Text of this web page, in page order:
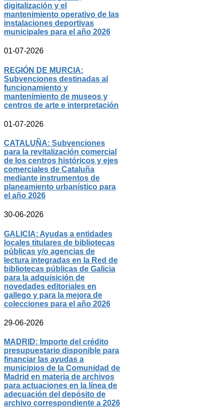
digitalización y el
mantenimiento operativo de las
instalaciones deportivas
municipales para el año 2026
01-07-2026
REGIÓN DE MURCIA:
Subvenciones destinadas al
funcionamiento y
mantenimiento de museos y
centros de arte e interpretación
01-07-2026
CATALUÑA: Subvenciones
para la revitalización comercial
de los centros históricos y ejes
comerciales de Cataluña
mediante instrumentos de
planeamiento urbanístico para
el año 2026
30-06-2026
GALICIA: Ayudas a entidades
locales titulares de bibliotecas
públicas y/o agencias de
lectura integradas en la Red de
bibliotecas públicas de Galicia
para la adquisición de
novedades editoriales en
gallego y para la mejora de
colecciones para el año 2026
29-06-2026
MADRID: Importe del crédito
presupuestario disponible para
financiar las ayudas a
municipios de la Comunidad de
Madrid en materia de archivos
para actuaciones en la línea de
adecuación del depósito de
archivo correspondiente a 2026